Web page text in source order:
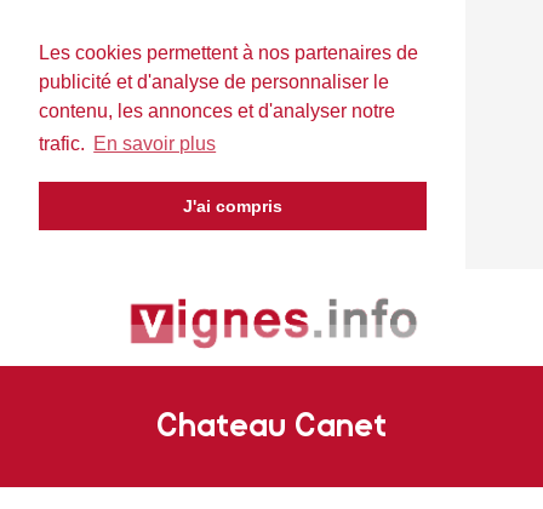
Les cookies permettent à nos partenaires de
publicité et d'analyse de personnaliser le
contenu, les annonces et d'analyser notre
trafic. En savoir plus
J'ai compris
Chateau Canet